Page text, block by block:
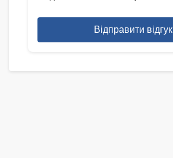
Відправити відгук